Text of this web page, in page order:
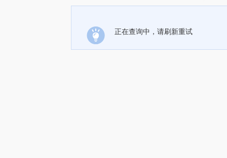
正在查询中，请刷新重试